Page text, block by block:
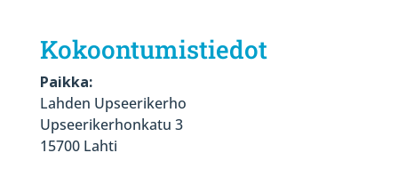
Kokoontumistiedot
Paikka:
Lahden Upseerikerho
Upseerikerhonkatu 3
15700 Lahti